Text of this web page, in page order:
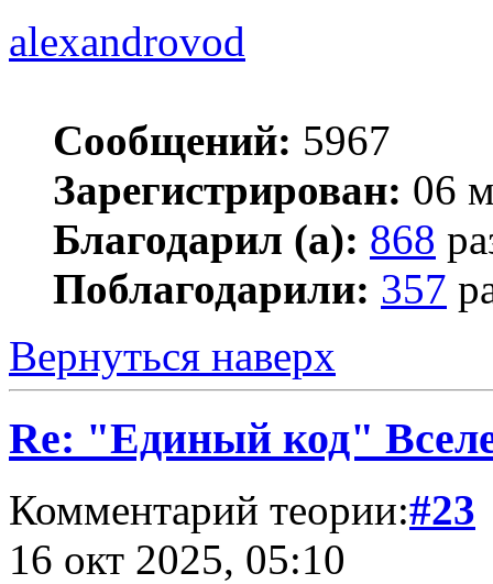
alexandrovod
Сообщений: 5967
Зарегистрирован: 06
Благодарил (а): 868
Поблагодарили: 357
Вернуться наверх
Re: "Единый код"
Комментарий теории:#23
16 окт 2025, 05:10